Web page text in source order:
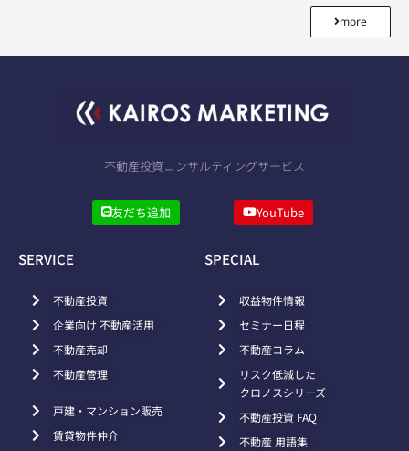
more
不動産投資コンサルティングサービス
友だち追加 YouTube
SERVICE
不動産投資
企業向け 不動産活用
不動産売却
不動産管理
戸建・マンション販売
賃貸物件仲介
SPECIAL
収益物件情報
セミナー日程
不動産コラム
リスク低減した
クロノスシリーズ
不動産投資 FAQ
不動産 用語集